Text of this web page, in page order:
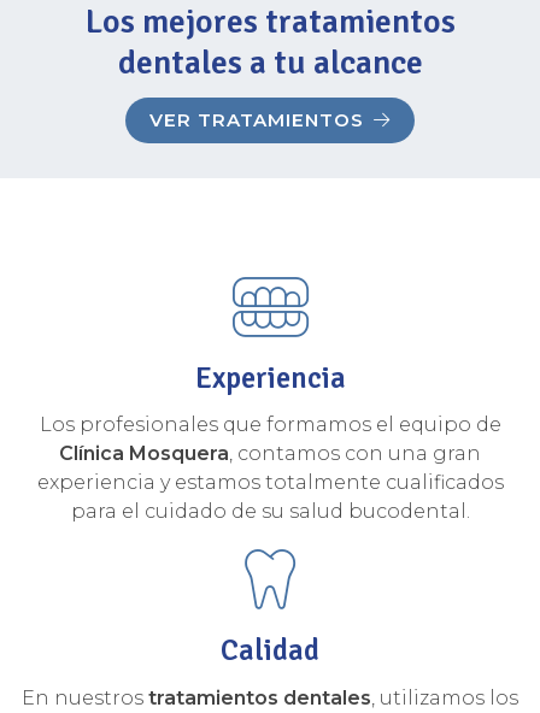
Los mejores tratamientos
dentales a tu alcance
VER TRATAMIENTOS
Experiencia
Los profesionales que formamos el equipo de
Clínica Mosquera, contamos con una gran
experiencia y estamos totalmente cualificados
para el cuidado de su salud bucodental.
Calidad
En nuestros tratamientos dentales , utilizamos los